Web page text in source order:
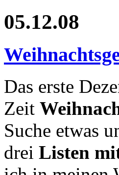
05.12.08
Das erste
Zeit
Suche etwas
drei Listen